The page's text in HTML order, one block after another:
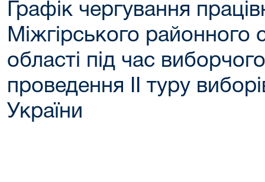
Графік чергування
Міжгірського районного
області під час
проведення ІІ туру
України